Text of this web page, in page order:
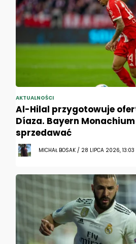
AKTUALNOŚCI
Al-Hilal przygotowuje
Díaza. Bayern
sprzedawać
MICHAŁ BOSAK / 28 LIPCA 2026, 13:03